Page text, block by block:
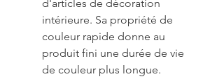
d'articles de décoration
intérieure. Sa propriété de
couleur rapide donne au
produit fini une durée de vie
de couleur plus longue.